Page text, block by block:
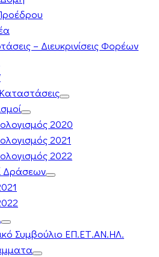
– Διευκρινίσεις Φορέων
2020
2021
2022
Δράσεων
Συμβούλιο ΕΠ.ΕΤ.ΑΝ.ΗΛ.